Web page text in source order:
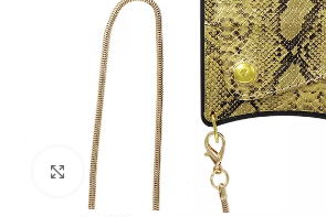
Kliknite za povečavo